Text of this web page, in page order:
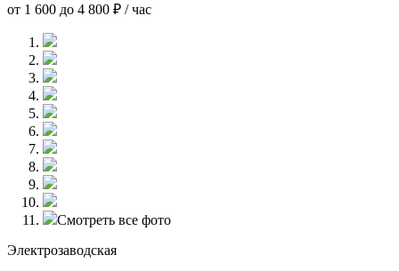
от 1 600 до 4 800 ₽ / час
Смотреть все фото
Электрозаводская